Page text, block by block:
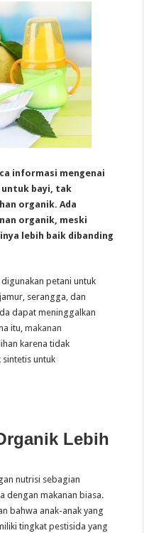
informasi mengenai
untuk bayi, tak
organik. Ada
organik, meski
lebih baik dibanding
petani untuk
serangga, dan
dapat meninggalkan
itu,makanan
karena tidak
untuk
Lebih
nutrisi sebagian
dengan makanan biasa.
bahwa anak-anak yang
tingkat pestisida yang